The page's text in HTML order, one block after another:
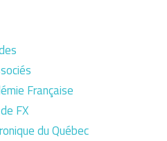
Française
FX
du Québec